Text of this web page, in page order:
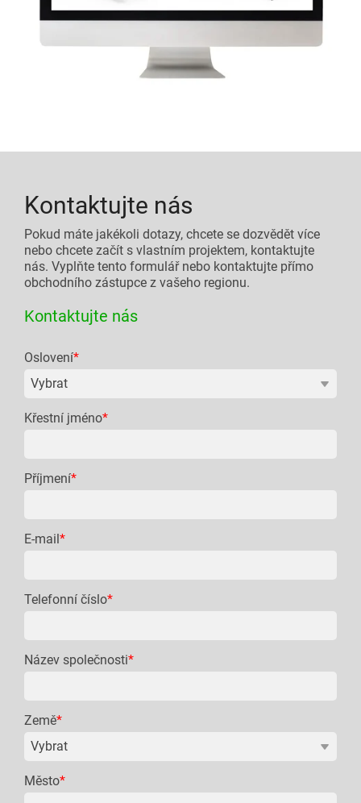
Kontaktujte nás
Pokud máte jakékoli dotazy, chcete se dozvědět více
nebo chcete začít s vlastním projektem, kontaktujte
nás. Vyplňte tento formulář nebo kontaktujte přímo
obchodního zástupce z vašeho regionu.
Kontaktujte nás
Oslovení*
Křestní jméno*
Příjmení*
E-mail*
Telefonní číslo*
Název společnosti*
Země*
Město*